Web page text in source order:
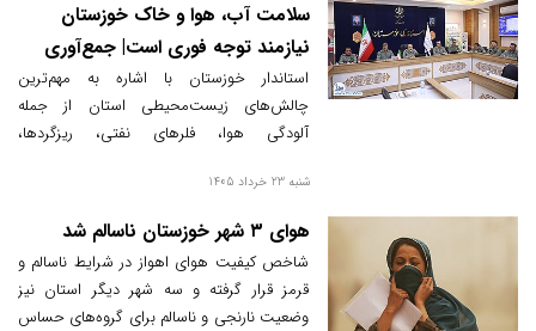
سلامت آب، هوا و خاک خوزستان
نیازمند توجه فوری است| جمع‌آوری
فلرهای نفتی با تأکید رئیس‌جمهور در
دستور کار است
استاندار خوزستان با اشاره به مهم‌ترین
چالش‌های زیست‌محیطی استان از جمله
آلودگی هوا، فلرهای نفتی، ریزگردها،
و مصرف بی‌رویه پلاستیک، گفت: جمع‌آوری
دستور کار قرار دارد و برای تحقق این هدف،
جلسات متعددی در سطح استان برگزار شده
است.
شنبه 23 خرداد 1405
هوای ۳ شهر خوزستان ناسالم شد
شاخص کیفیت هوای اهواز در شرایط ناسالم و
قرمز قرار گرفته و سه شهر دیگر استان نیز
وضعیت نارنجی و ناسالم برای گروه‌های حساس